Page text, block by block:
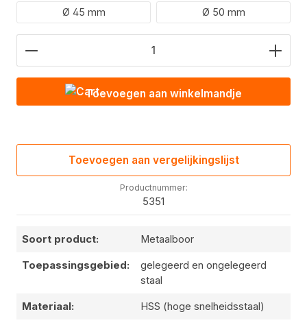
Ø 45 mm Ø 50 mm
Hoeveelheid product: Voer de gewenste
Toevoegen aan winkelmandje
Toevoegen aan vergelijkingslijst
Productnummer:
5351
Soort product: Metaalboor
Toepassingsgebied:
gelegeerd en ongelegeerd
staal
Materiaal: HSS (hoge snelheidsstaal)